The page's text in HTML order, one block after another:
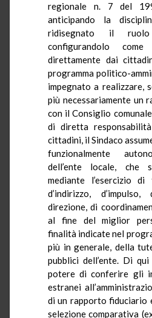
regionale n. 7 del
anticipando la
ridisegnato il
configurandolo
direttamente dai
programma politico-
impegnato a realizzare,
più necessariamente un
con il Consiglio
di diretta
cittadini, il Sindaco
funzionalmente
dell’ente locale, che
mediante l’esercizio
d’indirizzo,
direzione, di
al fine del miglior
finalità indicate nel
più in generale, della
pubblici dell’ente. Di
potere di conferire gli
estranei
di un rapporto fiduciario
selezione comparativa